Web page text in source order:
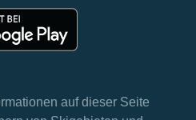
auf dieser Seite